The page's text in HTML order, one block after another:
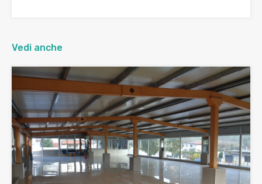
Vedi anche